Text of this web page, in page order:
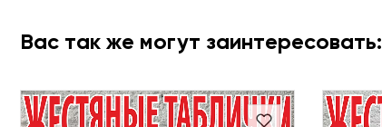
Вас так же могут заинтересовать: